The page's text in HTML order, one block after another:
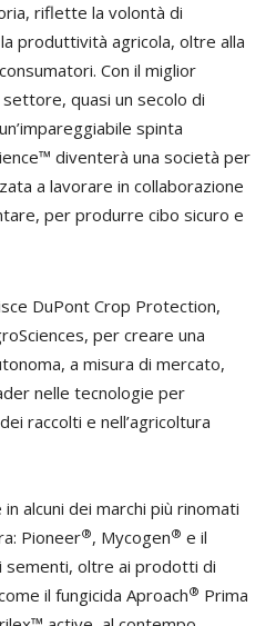
riflette la volontà di
produttività agricola, oltre alla
Con il miglior
quasi un secolo di
spinta
diventerà una società per
a lavorare in collaborazione
per produrre cibo sicuro e
DuPont Crop Protection,
per creare una
a misura di mercato,
nelle tecnologie per
raccolti e nell’agricoltura
alcuni dei marchi più rinomati
Pioneer®, Mycogen® e il
sementi, oltre ai prodotti di
il fungicida Aproach® Prima